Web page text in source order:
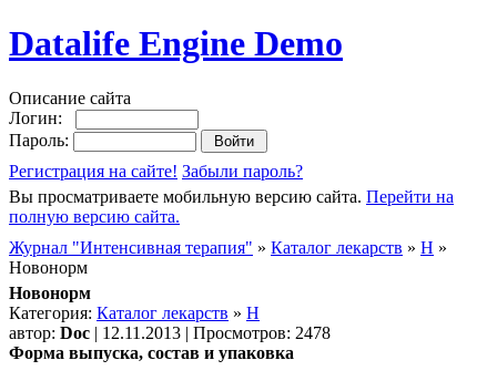
Datalife Engine Demo
Описание сайта
Логин:
Пароль:
Регистрация на сайте! Забыли пароль?
Вы просматриваете мобильную версию сайта. Перейти на
полную версию сайта.
Журнал "Интенсивная терапия" » Каталог лекарств » Н »
Новонорм
Новонорм
Категория: Каталог лекарств » Н
автор: Doc | 12.11.2013 | Просмотров: 2478
Форма выпуска, состав и упаковка